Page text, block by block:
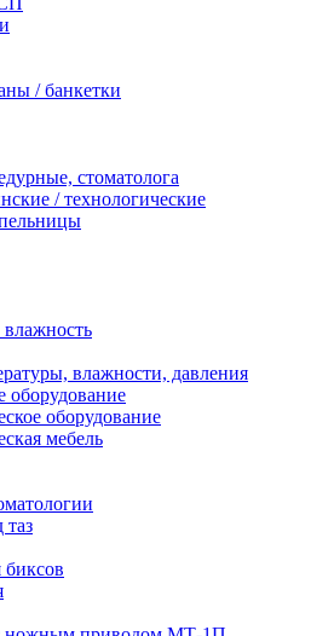
/ банкетки
стоматолога
/ технологические
влажности, давления
оборудование
оборудование
мебель
таз
биксов